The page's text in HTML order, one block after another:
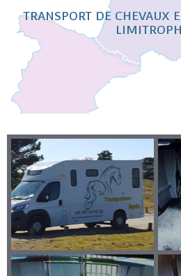
TRANSPORT DE CHEVAUX